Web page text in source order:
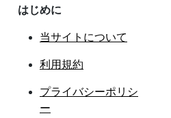
はじめに
当サイトについて
利用規約
プライバシーポリシ
ー